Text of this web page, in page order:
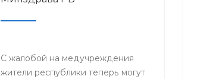
С жалобой на медучреждения
жители республики теперь могут